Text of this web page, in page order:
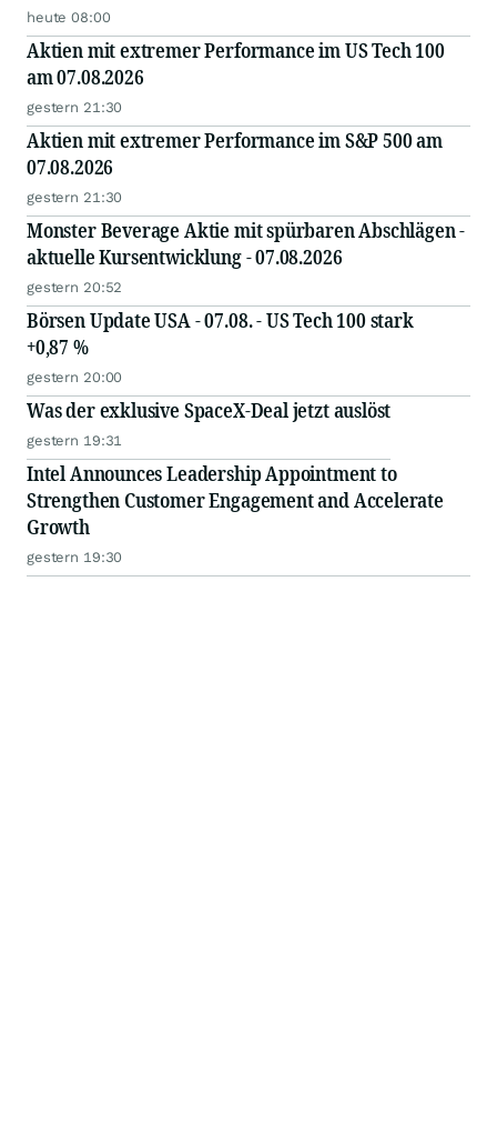
heute 08:00
Aktien mit extremer Performance im US Tech 100
am 07.08.2026
gestern 21:30
Aktien mit extremer Performance im S&P 500 am
07.08.2026
gestern 21:30
Monster Beverage Aktie mit spürbaren Abschlägen -
aktuelle Kursentwicklung - 07.08.2026
gestern 20:52
Börsen Update USA - 07.08. - US Tech 100 stark
+0,87 %
gestern 20:00
Was der exklusive SpaceX-Deal jetzt auslöst
gestern 19:31
Intel Announces Leadership Appointment to
Strengthen Customer Engagement and Accelerate
Growth
gestern 19:30